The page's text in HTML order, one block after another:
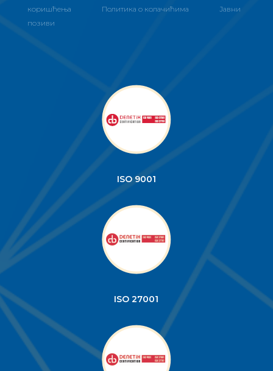
коришћења
Политика о колачићима
Јавни
позиви
ISO 9001
ISO 27001